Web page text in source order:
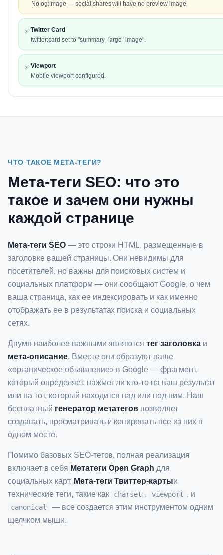
No og:image — social shares will have no preview image.
✅Twitter Card
twitter:card set to "summary_large_image".
✅Viewport
Mobile viewport configured.
ЧТО ТАКОЕ МЕТА-ТЕГИ?
Мета-теги SEO: что это
такое и зачем они нужны
каждой странице
Мета-теги SEO — это строки HTML, размещенные в
заголовке вашей страницы. Они невидимы для
посетителей, но важны для поисковых систем и
социальных платформ — они сообщают Google, о чем
ваша страница, как ее индексировать и как именно
отображать ее в результатах поиска и социальных
сетях.
Двумя наиболее важными являются тег заголовка и
мета-описание. Вместе они образуют ваше
«органическое объявление» в Google — фрагмент,
который определяет, нажмет ли кто-то на ваш результат
или на тот, который находится над или под ним. Наш
бесплатный генератор метатегов позволяет
создавать, просматривать и копировать все из них в
одном месте.
Помимо базовых SEO-тегов, полная реализация
включает в себя Метатеги Open Graph для
социальных карт, Мета-теги Твиттер-картыи
технические теги, такие как
charset , viewport , и
canonical
— все создается этим инструментом одним
щелчком мыши.